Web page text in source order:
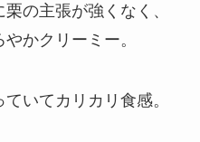
の主張が強くなく、
かクリーミー。
いてカリカリ食感。